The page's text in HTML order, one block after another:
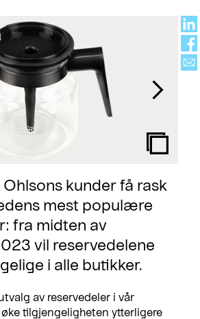
Ohlsons kunder få rask
mest populære
fra midten av
vil reservedelene
i alle butikker.
av reservedeler i vår
tilgjengeligheten ytterligere